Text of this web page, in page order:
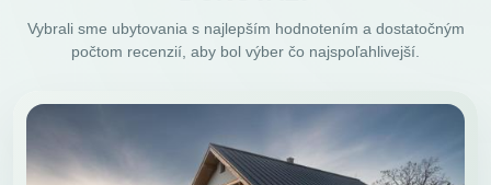
Vybrali sme ubytovania s najlepším hodnotením a dostatočným
počtom recenzií, aby bol výber čo najspoľahlivejší.